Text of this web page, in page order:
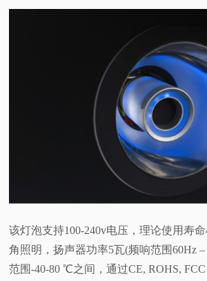
该灯泡支持100-240v电压，理论使用寿
角照明，扬声器功率5瓦(频响范围60Hz
范围-40-80 ℃之间，通过CE, ROHS,